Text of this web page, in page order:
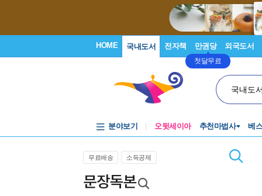
HOME 국내도서 전자책 만권당
첫달무료
외국도서
국내도
분야보기 오뒷세이아 추천마법사 베
무료배송 소득공제
문장독본